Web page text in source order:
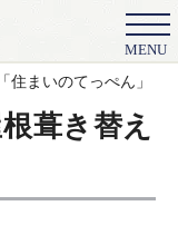
MENU
住まいのてっぺん」の
葺き替え